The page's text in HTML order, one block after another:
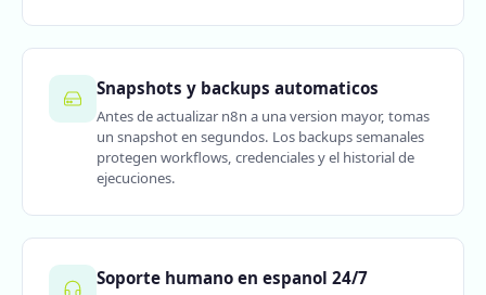
Snapshots y backups automaticos
Antes de actualizar n8n a una version mayor, tomas
un snapshot en segundos. Los backups semanales
protegen workflows, credenciales y el historial de
ejecuciones.
Soporte humano en espanol 24/7